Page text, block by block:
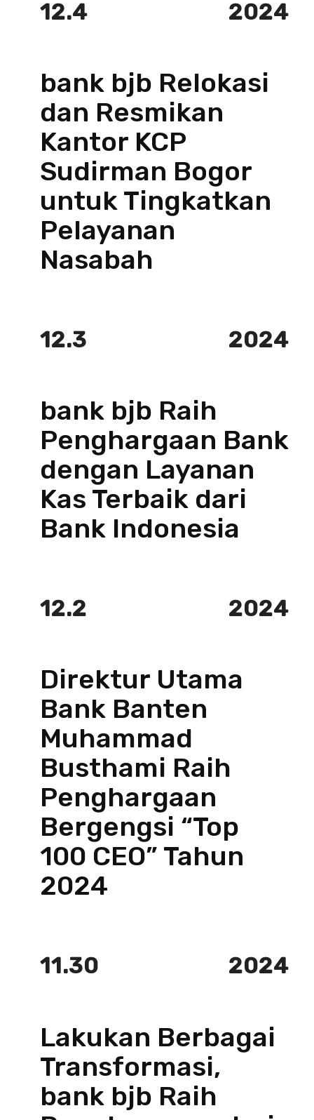
12.4 2024
bank bjb Relokasi
dan Resmikan
Kantor KCP
Sudirman Bogor
untuk Tingkatkan
Pelayanan
Nasabah
12.3 2024
bank bjb Raih
Penghargaan Bank
dengan Layanan
Kas Terbaik dari
Bank Indonesia
12.2 2024
Direktur Utama
Bank Banten
Muhammad
Busthami Raih
Penghargaan
Bergengsi “Top
100 CEO” Tahun
2024
11.30 2024
Lakukan Berbagai
Transformasi,
bank bjb Raih